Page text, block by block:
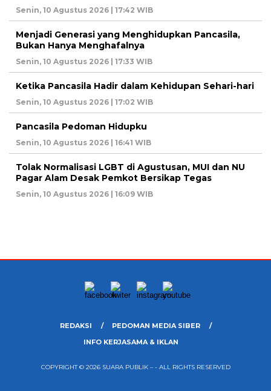
Senin, 10 Agustus 2026 | 17:42 WIB
Menjadi Generasi yang Menghidupkan Pancasila,
Bukan Hanya Menghafalnya
Senin, 10 Agustus 2026 | 17:33 WIB
Ketika Pancasila Hadir dalam Kehidupan Sehari-hari
Senin, 10 Agustus 2026 | 17:02 WIB
Pancasila Pedoman Hidupku
Senin, 10 Agustus 2026 | 16:41 WIB
Tolak Normalisasi LGBT di Agustusan, MUI dan NU
Pagar Alam Desak Pemkot Bersikap Tegas
Senin, 10 Agustus 2026 | 16:09 WIB
REDAKSI
PEDOMAN MEDIA SIBER
INFO KERJASAMA & IKLAN
COPYRIGHT © 2026 SUARA PUBLIK – - ALL RIGHTS RESERVED